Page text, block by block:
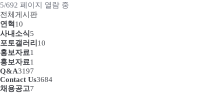
5/692 페이지 열람 중
전체게시판
연혁10
사내소식5
포토갤러리10
홍보자료1
홍보자료1
Q&A3197
Contact Us3684
채용공고7